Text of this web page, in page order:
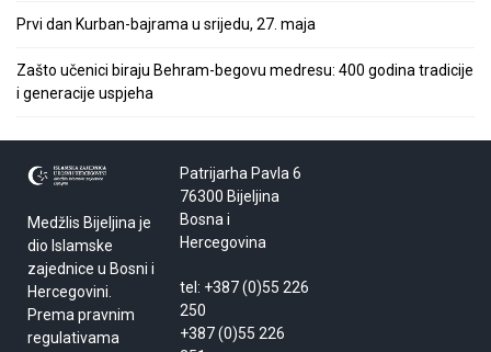
Prvi dan Kurban-bajrama u srijedu, 27. maja
Zašto učenici biraju Behram-begovu medresu: 400 godina tradicije
i generacije uspjeha
Medžlis Bijeljina je
dio Islamske
zajednice u Bosni i
Hercegovini.
Prema pravnim
regulativama
Patrijarha Pavla 6
76300 Bijeljina
Bosna i
Hercegovina
tel: +387 (0)55 226
250
+387 (0)55 226